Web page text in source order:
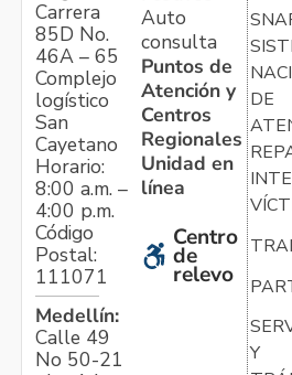
Carrera
85D No.
46A – 65
Complejo
logístico
San
Cayetano
Horario:
8:00 a.m. –
4:00 p.m.
Código
Postal:
111071
Medellín:
Calle 49
No 50-21
Auto
consulta
Puntos de
Atención y
Centros
Regionales
Unidad en
línea
Centro
de
relevo
DE
Y